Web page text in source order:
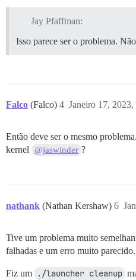
Jay Pfaffman:
Isso parece ser o problema.
Falco (Falco) Janeiro 17,
4
Então deve ser o mesmo
kernel
@jaswinder ?
nathank (Nathan Kershaw) 6
Tive um problema muito
falhadas e um erro muito parecido.
Fiz um ./launcher cleanup